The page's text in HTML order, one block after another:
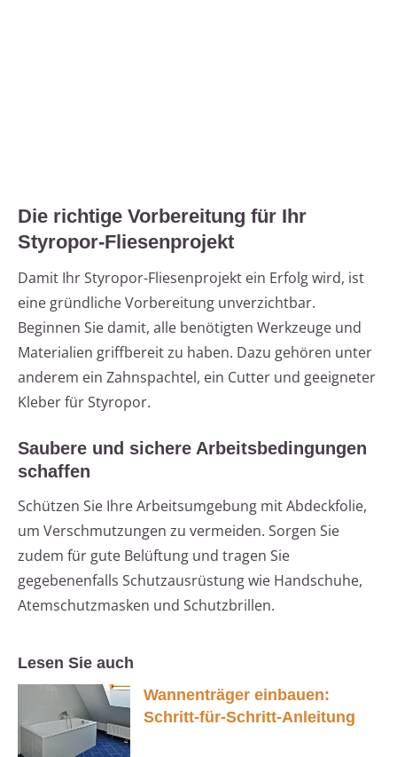
Die richtige Vorbereitung für Ihr
Styropor-Fliesenprojekt
Damit Ihr Styropor-Fliesenprojekt ein Erfolg wird, ist
eine gründliche Vorbereitung unverzichtbar.
Beginnen Sie damit, alle benötigten Werkzeuge und
Materialien griffbereit zu haben. Dazu gehören unter
anderem ein Zahnspachtel, ein Cutter und geeigneter
Kleber für Styropor.
Saubere und sichere Arbeitsbedingungen
schaffen
Schützen Sie Ihre Arbeitsumgebung mit Abdeckfolie,
um Verschmutzungen zu vermeiden. Sorgen Sie
zudem für gute Belüftung und tragen Sie
gegebenenfalls Schutzausrüstung wie Handschuhe,
Atemschutzmasken und Schutzbrillen.
Lesen Sie auch
Wannenträger einbauen:
Schritt-für-Schritt-Anleitung